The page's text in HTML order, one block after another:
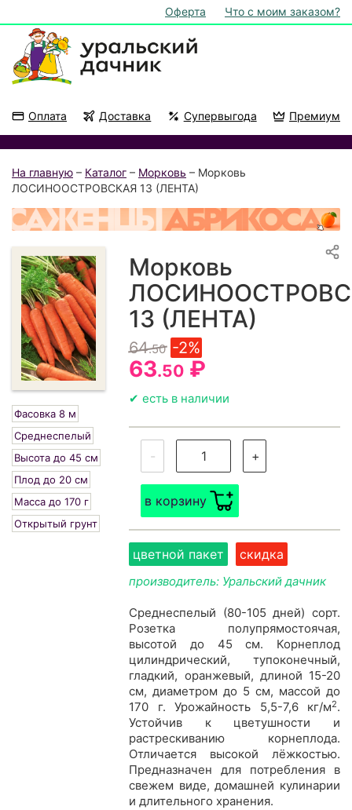
Оферта Что с моим заказом?
Оплата Доставка Супервыгода Премиум
На главную – Каталог – Морковь – Морковь
ЛОСИНООСТРОВСКАЯ 13 (ЛЕНТА)
Фасовка 8 м
Среднеспелый
Высота до 45 см
Плод до 20 см
Масса до 170 г
Открытый грунт
Морковь
13 (ЛЕНТА)
64.50 -2%
63.50 ₽
✔ есть в наличии
- +
в корзину
цветной пакет скидка
производитель: Уральский дачник
Среднеспелый (80-105 дней) сорт.
Розетка полупрямостоячая,
высотой до 45 см. Корнеплод
цилиндрический, тупоконечный,
гладкий, оранжевый, длиной 15-20
см, диаметром до 5 см, массой до
170 г. Урожайность 5,5-7,6 кг/м2.
Устойчив к цветушности и
растрескиванию корнеплода.
Отличается высокой лёжкостью.
Предназначен для потребления в
свежем виде, домашней кулинарии
и длительного хранения.